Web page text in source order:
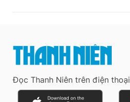
Đọc Thanh Niên trên điện thoại